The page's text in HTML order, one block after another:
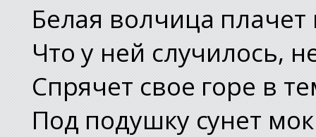
Белая волчица
Что у ней случилось,
Спрячет свое горе в
Под подушку сунет